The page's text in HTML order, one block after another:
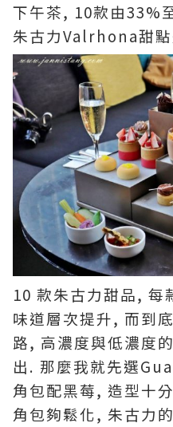
下午茶, 10款由33%
朱古力Valrhona甜
10 款朱古力甜品, 每
味道層次提升, 而到
路, 高濃度與低濃度
出. 那麼我就先選
角包配黑莓, 造型十
角包夠鬆化, 朱古力